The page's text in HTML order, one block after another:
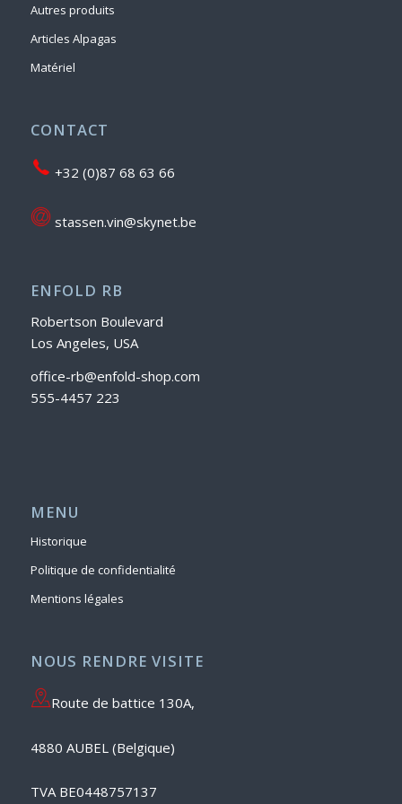
Autres produits
Articles Alpagas
Matériel
CONTACT
+32 (0)87 68 63 66
stassen.vin@skynet.be
ENFOLD RB
Robertson Boulevard
Los Angeles, USA
office-rb@enfold-shop.com
555-4457 223
MENU
Historique
Politique de confidentialité
Mentions légales
NOUS RENDRE VISITE
Route de battice 130A,
4880 AUBEL (Belgique)
TVA BE0448757137